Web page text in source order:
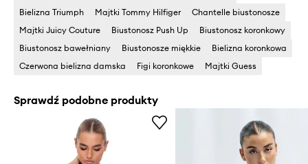
Bielizna Triumph Majtki Tommy Hilfiger
Chantelle biustonosze
Majtki Juicy Couture
Biustonosz Push Up
Biustonosz koronkowy
Biustonosz bawełniany
Biustonosze miękkie
Bielizna koronkowa
Czerwona bielizna damska
Figi koronkowe Majtki Guess
Sprawdź podobne produkty